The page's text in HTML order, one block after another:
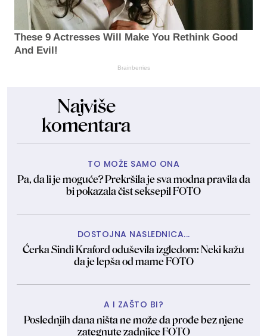
These 9 Actresses Will Make You Rethink Good
And Evil!
Brainberries
Najviše
komentara
TO MOŽE SAMO ONA
Pa, da li je moguće? Prekršila je sva modna pravila da
bi pokazala čist seksepil FOTO
DOSTOJNA NASLEDNICA...
Ćerka Sindi Kraford oduševila izgledom: Neki kažu
da je lepša od mame FOTO
A I ZAŠTO BI?
Poslednjih dana ništa ne može da prođe bez njene
zategnute zadnjice FOTO